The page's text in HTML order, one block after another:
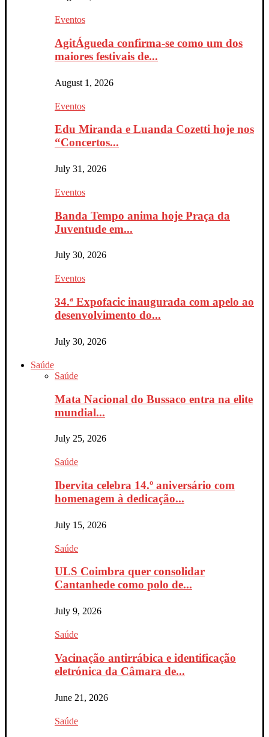
Eventos
AgitÁgueda confirma-se como um dos
maiores festivais de...
August 1, 2026
Eventos
Edu Miranda e Luanda Cozetti hoje nos
“Concertos...
July 31, 2026
Eventos
Banda Tempo anima hoje Praça da
Juventude em...
July 30, 2026
Eventos
34.ª Expofacic inaugurada com apelo ao
desenvolvimento do...
July 30, 2026
Saúde
Saúde
Mata Nacional do Bussaco entra na elite
mundial...
July 25, 2026
Saúde
Ibervita celebra 14.º aniversário com
homenagem à dedicação...
July 15, 2026
Saúde
ULS Coimbra quer consolidar
Cantanhede como polo de...
July 9, 2026
Saúde
Vacinação antirrábica e identificação
eletrónica da Câmara de...
June 21, 2026
Saúde